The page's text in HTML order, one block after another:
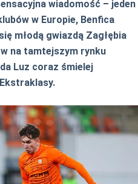
wiadomość – jeden
w Europie, Benfica
młodą gwiazdą Zagłębia
na tamtejszym rynku
Luz coraz śmielej